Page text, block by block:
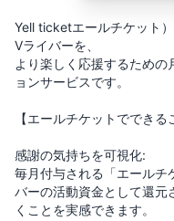
Yell ticketエールチケット
Vライバーを、
より楽しく応援するため
ョンサービスです。
【エールチケットでできる
感謝の気持ちを可視化:
毎月付与される「エールチ
バーの活動資金として還元
くことを実感できます。